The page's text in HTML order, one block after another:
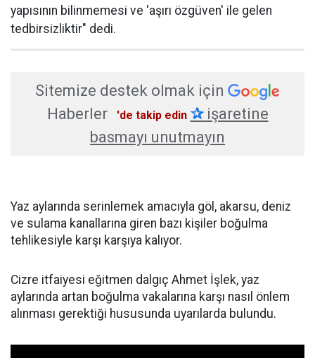
yapısının bilinmemesi ve 'aşırı özgüven' ile gelen
tedbirsizliktir" dedi.
Sitemize destek olmak için
Haberler
'de takip edin ✰işaretine
basmayı unutmayın
Yaz aylarında serinlemek amacıyla göl, akarsu, deniz
ve sulama kanallarına giren bazı kişiler boğulma
tehlikesiyle karşı karşıya kalıyor.
Cizre itfaiyesi eğitmen dalgıç Ahmet İşlek, yaz
aylarında artan boğulma vakalarına karşı nasıl önlem
alınması gerektiği hususunda uyarılarda bulundu.